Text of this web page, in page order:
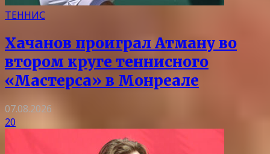
ТЕННИС
Хачанов проиграл Атману во
втором круге теннисного
«Мастерса» в Монреале
07.08.2026
20